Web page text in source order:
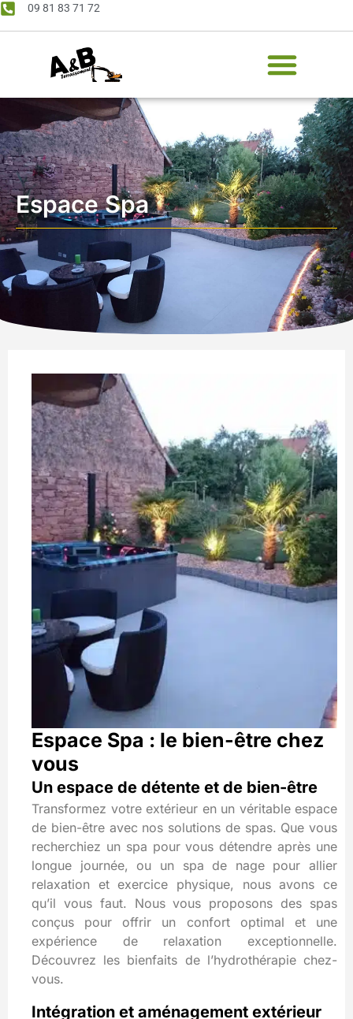
09 81 83 71 72
Espace Spa
Espace Spa : le bien-être chez
vous
Un espace de détente et de bien-être
Transformez votre extérieur en un véritable espace
de bien-être avec nos solutions de spas. Que vous
recherchiez un spa pour vous détendre après une
longue journée, ou un spa de nage pour allier
relaxation et exercice physique, nous avons ce
qu’il vous faut. Nous vous proposons des spas
conçus pour offrir un confort optimal et une
expérience de relaxation exceptionnelle.
Découvrez les bienfaits de l’hydrothérapie chez-
vous.
Intégration et aménagement extérieur